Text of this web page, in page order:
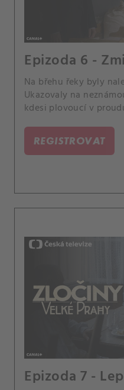
Epizoda 6 -
Na břehu řeky byly
Ukazovaly na
kdesi plovoucí v
REGISTROVAT
Epizoda 7 -